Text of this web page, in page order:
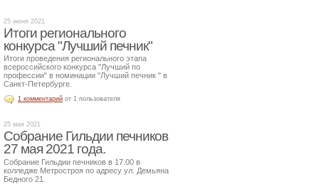
25 июня 2021
Итоги регионального
конкурса "Лучший печник"
Итоги проведения регионального этапа
всероссийского конкурса "Лучший по
профессии" в номинации "Лучший печник " в
Санкт-Петербурге.
1 комментарий от 1 пользователя
25 мая 2021
Собрание Гильдии печников
27 мая 2021 года.
Собрание Гильдии печников в 17.00 в
колледже Метростроя по адресу ул. Демьяна
Бедного 21.